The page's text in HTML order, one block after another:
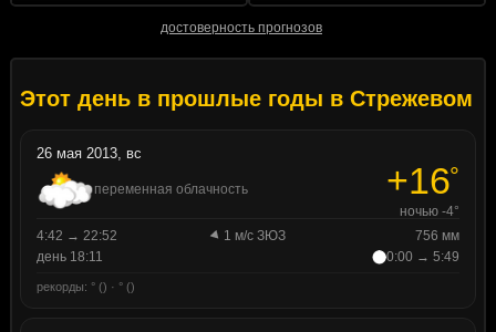
достоверность прогнозов
Этот день в прошлые годы в Стрежевом
26 мая 2013, вс
переменная облачность +16°
ночью -4°
4:42 → 22:52
1 м/с ЗЮЗ
756 мм
день 18:11
0:00 → 5:49
рекорды: ° () · ° ()